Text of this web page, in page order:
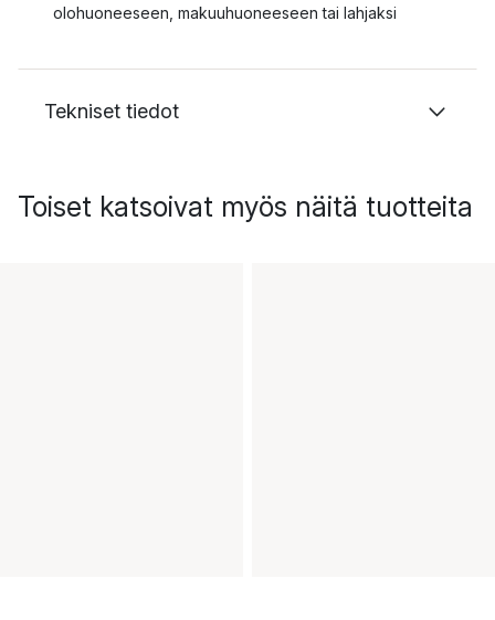
olohuoneeseen, makuuhuoneeseen tai lahjaksi
Tekniset tiedot
Toiset katsoivat myös näitä tuotteita